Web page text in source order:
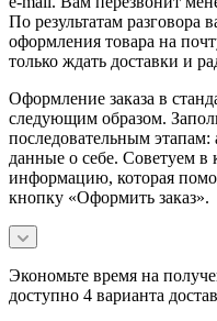
По результатам разговора
оформления товара на
только ждать доставки и
Оформление заказа в
следующим образом.
последовательным этапам:
данные о себе. Советуем в
информацию, которая
кнопку «Оформить заказ».
Экономьте время на
доступно 4 варианта